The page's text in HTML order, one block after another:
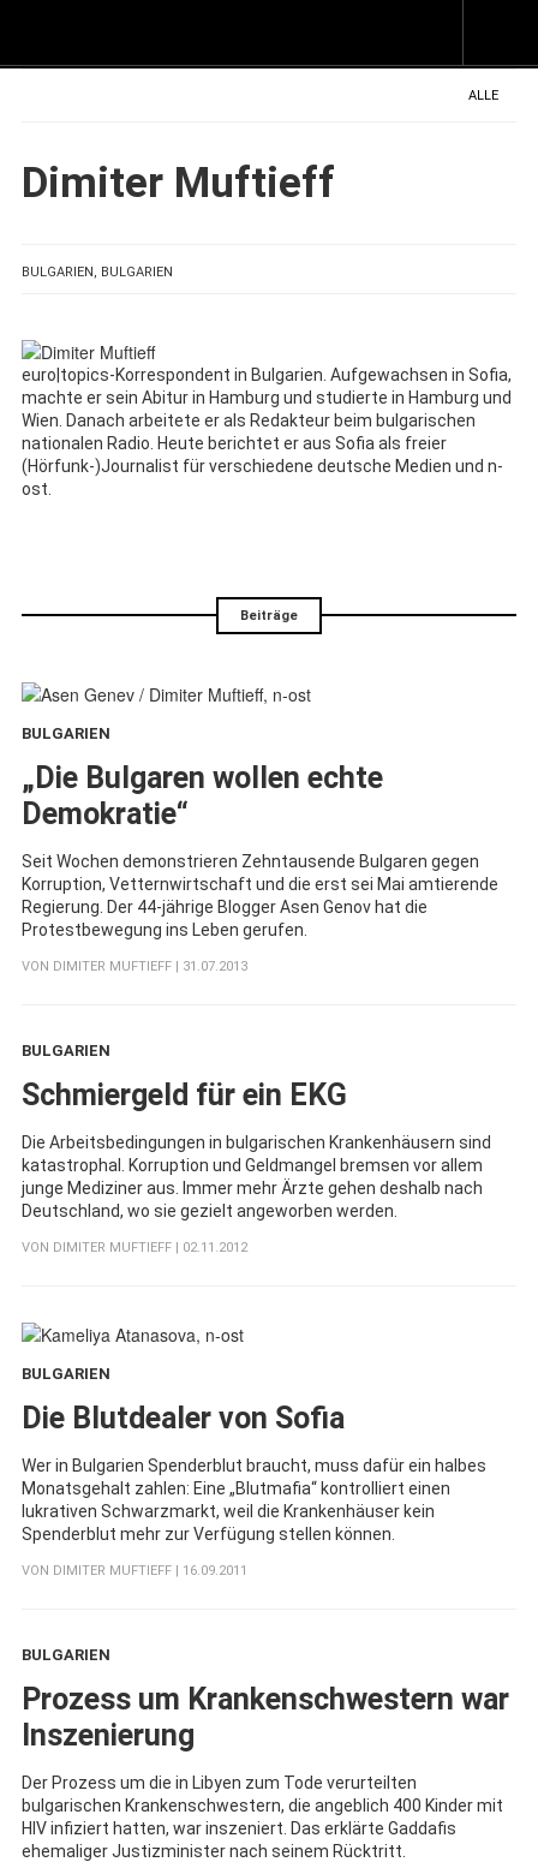
ALLE
Dimiter Muftieff
BULGARIEN, BULGARIEN
euro|topics-Korrespondent in Bulgarien. Aufgewachsen in Sofia,
machte er sein Abitur in Hamburg und studierte in Hamburg und
Wien. Danach arbeitete er als Redakteur beim bulgarischen
nationalen Radio. Heute berichtet er aus Sofia als freier
(Hörfunk-)Journalist für verschiedene deutsche Medien und n-
ost.
Beiträge
BULGARIEN
„Die Bulgaren wollen echte
Demokratie“
Seit Wochen demonstrieren Zehntausende Bulgaren gegen
Korruption, Vetternwirtschaft und die erst sei Mai amtierende
Regierung. Der 44-jährige Blogger Asen Genov hat die
Protestbewegung ins Leben gerufen.
VON DIMITER MUFTIEFF | 31.07.2013
BULGARIEN
Schmiergeld für ein EKG
Die Arbeitsbedingungen in bulgarischen Krankenhäusern sind
katastrophal. Korruption und Geldmangel bremsen vor allem
junge Mediziner aus. Immer mehr Ärzte gehen deshalb nach
Deutschland, wo sie gezielt angeworben werden.
VON DIMITER MUFTIEFF | 02.11.2012
BULGARIEN
Die Blutdealer von Sofia
Wer in Bulgarien Spenderblut braucht, muss dafür ein halbes
Monatsgehalt zahlen: Eine „Blutmafia“ kontrolliert einen
lukrativen Schwarzmarkt, weil die Krankenhäuser kein
Spenderblut mehr zur Verfügung stellen können.
VON DIMITER MUFTIEFF | 16.09.2011
BULGARIEN
Prozess um Krankenschwestern war
Inszenierung
Der Prozess um die in Libyen zum Tode verurteilten
bulgarischen Krankenschwestern, die angeblich 400 Kinder mit
HIV infiziert hatten, war inszeniert. Das erklärte Gaddafis
ehemaliger Justizminister nach seinem Rücktritt.